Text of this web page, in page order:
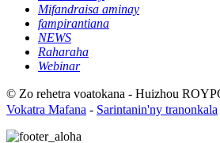
Mifandraisa aminay
fampirantiana
NEWS
Raharaha
Webinar
© Zo rehetra voatokana - Huizhou
Vokatra Mafana - Sarintanin'ny tranonkala